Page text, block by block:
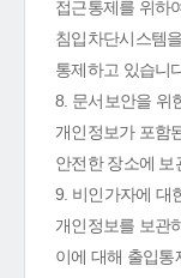
접근통제를 위하
침입차단시스템
통제하고 있습니
8. 문서보안을 위
개인정보가 포함
안전한 장소에 보
9. 비인가자에 대
개인정보를 보관
이에 대해 출입통